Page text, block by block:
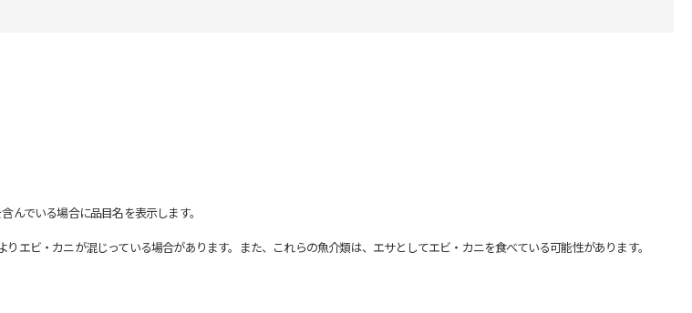
でいる場合に品目名を表示します。
ビ・カニが混じっている場合があります。また、これらの魚介類は、エサとしてエビ・カニを食べている可能性があります。